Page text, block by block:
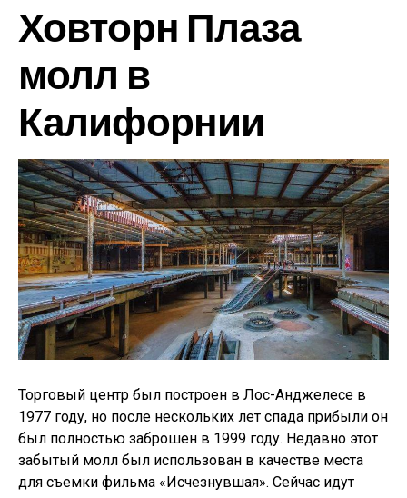
Ховторн Плаза
молл в
Калифорнии
Торговый центр был построен в Лос-Анджелесе в
1977 году, но после нескольких лет спада прибыли он
был полностью заброшен в 1999 году. Недавно этот
забытый молл был использован в качестве места
для съемки фильма «Исчезнувшая». Сейчас идут